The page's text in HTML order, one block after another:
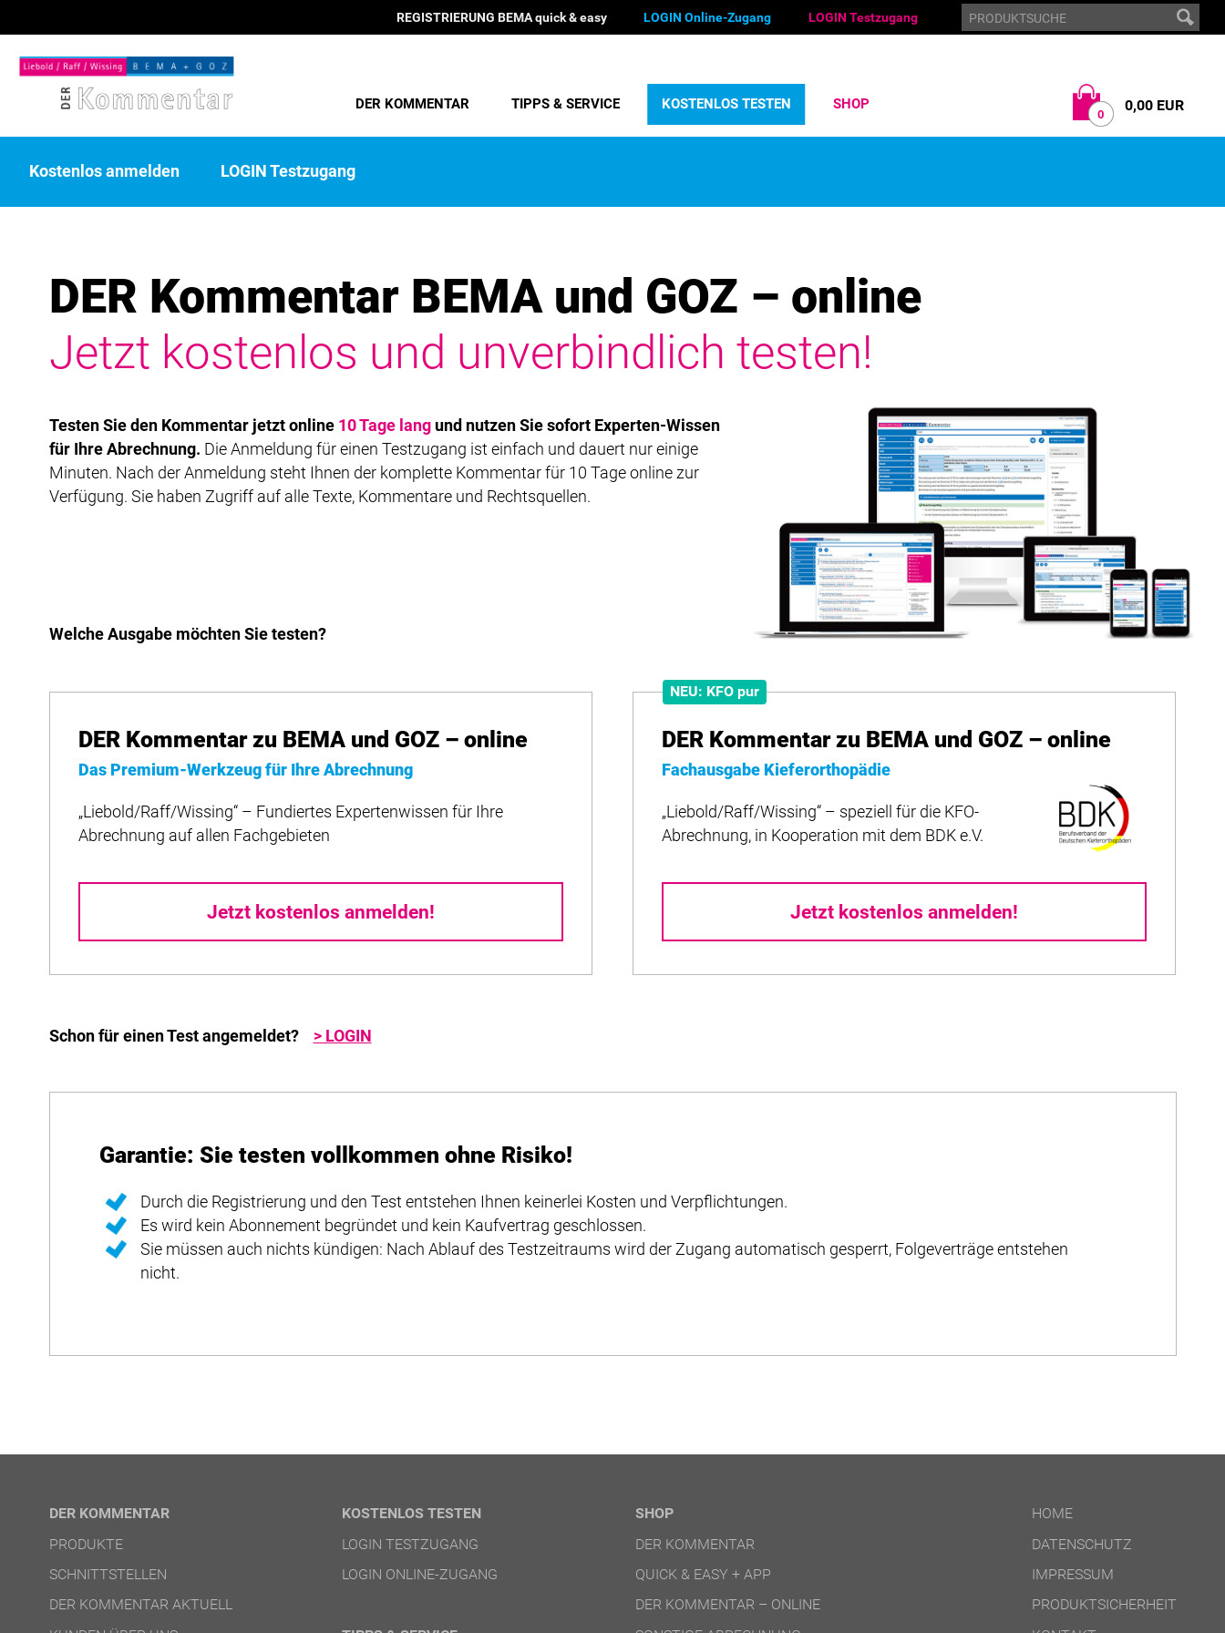
REGISTRIERUNG BEMA quick & easy LOGIN Online-Zugang LOGIN Testzugang
DER KOMMENTAR TIPPS & SERVICE KOSTENLOS TESTEN SHOP
0 0,00 EUR
Kostenlos anmelden LOGIN Testzugang
DER Kommentar BEMA und GOZ – online
Jetzt kostenlos und unverbindlich testen!
Testen Sie den Kommentar jetzt online 10 Tage langund nutzen Sie sofort Experten-Wissen
für Ihre Abrechnung. Die Anmeldung für einen Testzugang ist einfach und dauert nur einige
Minuten. Nach der Anmeldung steht Ihnen der komplette Kommentar für 10 Tage online zur
Verfügung. Sie haben Zugriff auf alle Texte, Kommentare und Rechtsquellen.
Welche Ausgabe möchten Sie testen?
DER Kommentar zu BEMA und GOZ – online
Das Premium-Werkzeug für Ihre Abrechnung
„Liebold/Raff/Wissing“ – Fundiertes Expertenwissen für Ihre
Abrechnung auf allen Fachgebieten
Jetzt kostenlos anmelden!
NEU: KFO pur
DER Kommentar zu BEMA und GOZ – online
Fachausgabe Kieferorthopädie
„Liebold/Raff/Wissing“ – speziell für die KFO-
Abrechnung, in Kooperation mit dem BDK e.V.
Jetzt kostenlos anmelden!
Schon für einen Test angemeldet? > LOGIN
Garantie: Sie testen vollkommen ohne Risiko!
Durch die Registrierung und den Test entstehen Ihnen keinerlei Kosten und Verpflichtungen.
Es wird kein Abonnement begründet und kein Kaufvertrag geschlossen.
Sie müssen auch nichts kündigen: Nach Ablauf des Testzeitraums wird der Zugang automatisch gesperrt, Folgeverträge entstehen
nicht.
DER KOMMENTAR
PRODUKTE
SCHNITTSTELLEN
DER KOMMENTAR AKTUELL
KOSTENLOS TESTEN
LOGIN TESTZUGANG
LOGIN ONLINE-ZUGANG
SHOP
DER KOMMENTAR
QUICK & EASY + APP
DER KOMMENTAR – ONLINE
HOME
DATENSCHUTZ
IMPRESSUM
PRODUKTSICHERHEIT